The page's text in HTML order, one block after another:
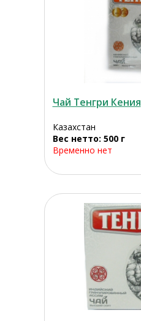
Чай Тенгри Кения
Казахстан
Вес нетто: 500 г
Временно нет